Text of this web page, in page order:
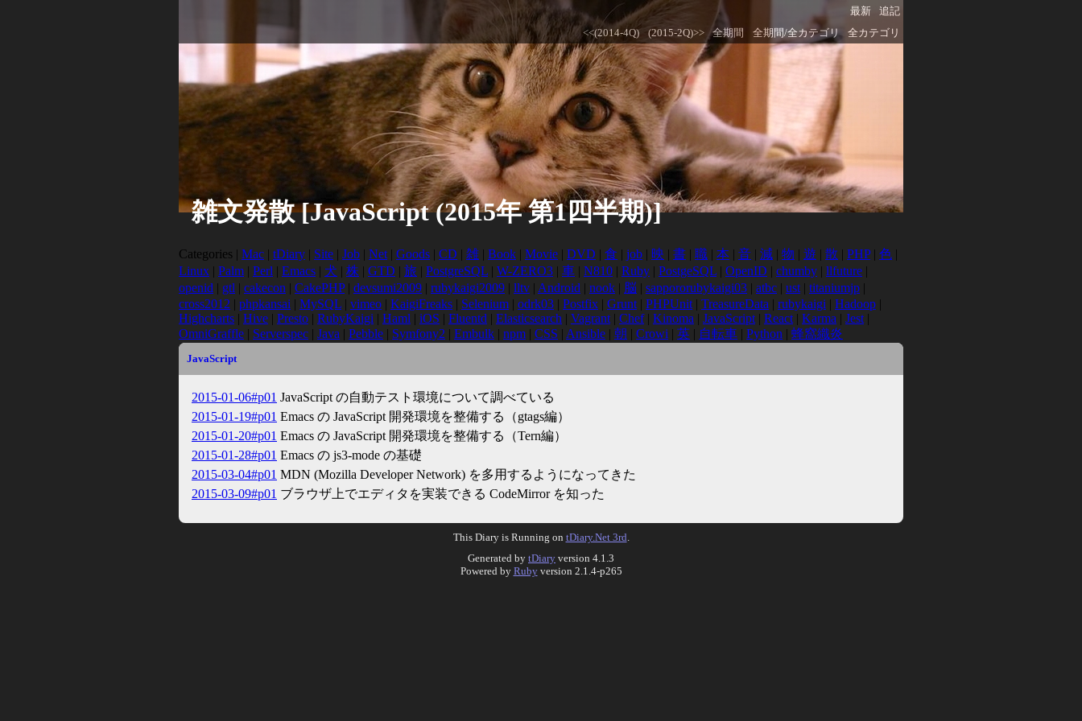
最新
追記
<<(2014-4Q)
(2015-2Q)>> 全期間 全期間/全カテゴリ 全カテゴリ
雑文発散 [JavaScript (2015年 第1四半期)]
Categories | Mac | tDiary | Site | Job | Net | Goods | CD | 雑 | Book | Movie | DVD | 食 | job | 映 | 書 | 職 | 本 | 音 | 減 | 物 | 遊 | 散 | PHP| 色 |
Linux | Palm | Perl | Emacs | 犬 | 株 | GTD | 旅 | PostgreSQL | W-ZERO3 | 車 | N810 | Ruby | PostgeSQL | OpenID | chumby | llfuture |
openid | gtl | cakecon | CakePHP| devsumi2009 | rubykaigi2009 | lltv | Android | nook | 脳 | sappororubykaigi03 | atbc | ust | titaniumjp |
cross2012 | phpkansai | MySQL | vimeo | KaigiFreaks | Selenium | odrk03 | Postfix | Grunt | PHPUnit | TreasureData | rubykaigi | Hadoop |
Highcharts | Hive | Presto | RubyKaigi | Haml | iOS | Fluentd | Elasticsearch | Vagrant | Chef| Kinoma | JavaScript | React | Karma | Jest |
OmniGraffle | Serverspec | Java | Pebble | Symfony2 | Embulk | npm | CSS | Ansible | 朝 | Crowi | 英 | 自転車 | Python | 蜂窩織炎
JavaScript
2015-01-06#p01 JavaScript の自動テスト環境について調べている
2015-01-19#p01 Emacs の JavaScript 開発環境を整備する（gtags編）
2015-01-20#p01 Emacs の JavaScript 開発環境を整備する（Tern編）
2015-01-28#p01 Emacs の js3-mode の基礎
2015-03-04#p01 MDN (Mozilla Developer Network) を多用するようになってきた
2015-03-09#p01 ブラウザ上でエディタを実装できる CodeMirror を知った
This Diary is Running on tDiary.Net 3rd.
Generated by tDiary version 4.1.3
Powered by Rubyversion 2.1.4-p265